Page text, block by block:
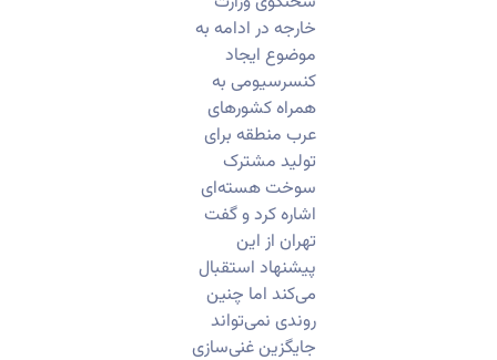
خارجه در ادامه به
موضوع ایجاد
کنسرسیومی به
همراه کشورهای
عرب منطقه برای
تولید مشترک
سوخت هسته‌ای
اشاره کرد و گفت
تهران از این
پیشنهاد استقبال
می‌کند اما چنین
روندی نمی‌تواند
جایگزین غنی‌سازی